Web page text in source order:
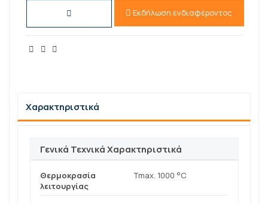
Εκδήλωση ενδιαφέροντος
Χαρακτηριστικά
Γενικά Τεχνικά Χαρακτηριστικά
Θερμοκρασία
λειτουργίας
Τmax. 1000 °C